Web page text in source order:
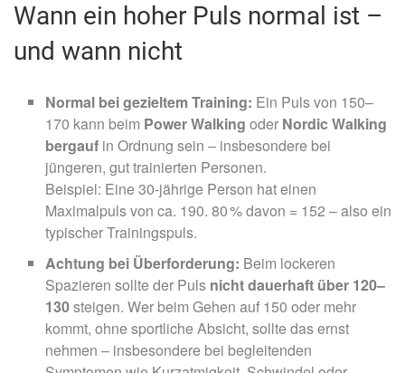
Wann ein hoher Puls normal ist –
und wann nicht
Normal bei gezieltem Training: Ein Puls von 150–
170 kann beim Power Walking oder Nordic Walking
bergauf in Ordnung sein – insbesondere bei
jüngeren, gut trainierten Personen.
Beispiel: Eine 30-jährige Person hat einen
Maximalpuls von ca. 190. 80 % davon = 152 – also ein
typischer Trainingspuls.
Achtung bei Überforderung: Beim lockeren
Spazieren sollte der Puls nicht dauerhaft über 120–
130steigen. Wer beim Gehen auf 150 oder mehr
kommt, ohne sportliche Absicht, sollte das ernst
nehmen – insbesondere bei begleitenden